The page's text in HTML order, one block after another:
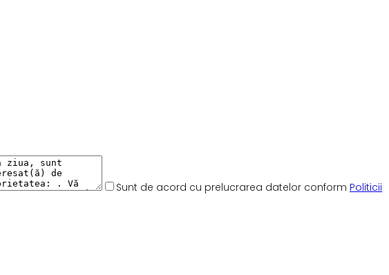
Sunt de acord cu prelucrarea datelor conform Politicii